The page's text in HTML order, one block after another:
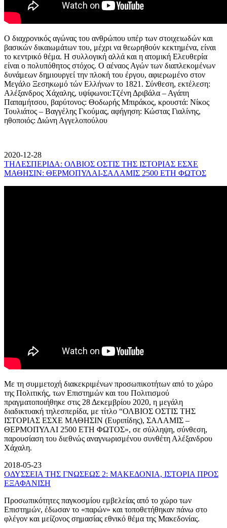
Ο διαχρονικός αγώνας του ανθρώπου υπέρ των στοιχειωδών και
βασικών δικαιωμάτων του, μέχρι να θεωρηθούν κεκτημένα, είναι
το κεντρικό θέμα. Η συλλογική αλλά και η ατομική Ελευθερία
είναι ο πολυπόθητος στόχος. Ο αέναος Αγών των διαπλεκομένων
δυνάμεων δημιουργεί την πλοκή του έργου, αφιερωμένο στον
Μεγάλο Ξεσηκωμό τών Ελλήνων το 1821. Σύνθεση, εκτέλεση:
Αλέξανδρος Χάχαλης, υψίφωνοι:Τζένη Δριβάλα – Αγάπη
Παπαμήτσου, βαρύτονος: Θοδωρής Μπιράκος, κρουστά: Νίκος
Τουλιάτος – Βαγγέλης Γκούμας, αφήγηση: Κώστας Γιαλίνης,
ηθοποιός: Διώνη Αγγελοπούλου
2020-12-28
ΤΗΛΕΣΠΕΡΙΔΑ: ΟΛΒΙΟΣ ΟΣΤΙΣ ΤΗΣ ΙΣΤΟΡΙΑΣ ΕΣΧΕ
ΜΑΘΗΣΙΝ: ΘΕΡΜΟΠΥΛΑΙ-ΣΑΛΑΜΙΣ 2500 ΕΤΗ ΦΩΤΟΣ
Με τη συμμετοχή διακεκριμένων προσωπικοτήτων από το χώρο
της Πολιτικής, των Επιστημών και του Πολιτισμού
πραγματοποιήθηκε στις 28 Δεκεμβρίου 2020, η μεγάλη
διαδικτυακή τηλεσπερίδα, με τίτλο “ΟΛΒΙΟΣ ΟΣΤΙΣ ΤΗΣ
ΙΣΤΟΡΙΑΣ ΕΣΧΕ ΜΑΘΗΣΙΝ (Ευριπίδης), ΣΑΛΑΜΙΣ –
ΘΕΡΜΟΠΥΛΑΙ 2500 ΕΤΗ ΦΩΤΟΣ», σε σύλληψη, σύνθεση,
παρουσίαση του διεθνώς αναγνωρισμένου συνθέτη Αλέξανδρου
Χάχαλη.
2018-05-23
ΟΔΥΣΣΕΙΑ ΤΗΣ ΓΝΩΣΕΩΣ 2: ΜΑΚΕΔΟΝΙΑ, ΙΣΤΟΡΙΑ ΠΡΟΣ
ΕΞΑΦΑΝΙΣΗ
Προσωπικότητες παγκοσμίου εμβελείας από το χώρο των
Επιστημών, έδωσαν το «παρών» και τοποθετήθηκαν πάνω στο
φλέγον και μείζονος σημασίας εθνικό θέμα της Μακεδονίας.